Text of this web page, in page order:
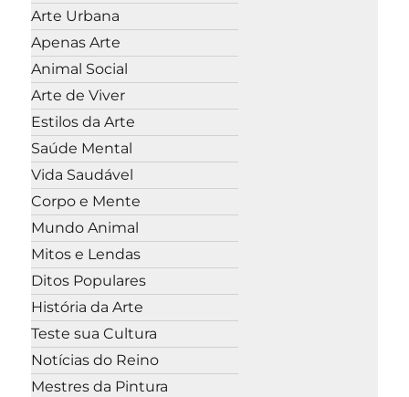
Arte Urbana
Apenas Arte
Animal Social
Arte de Viver
Estilos da Arte
Saúde Mental
Vida Saudável
Corpo e Mente
Mundo Animal
Mitos e Lendas
Ditos Populares
História da Arte
Teste sua Cultura
Notícias do Reino
Mestres da Pintura